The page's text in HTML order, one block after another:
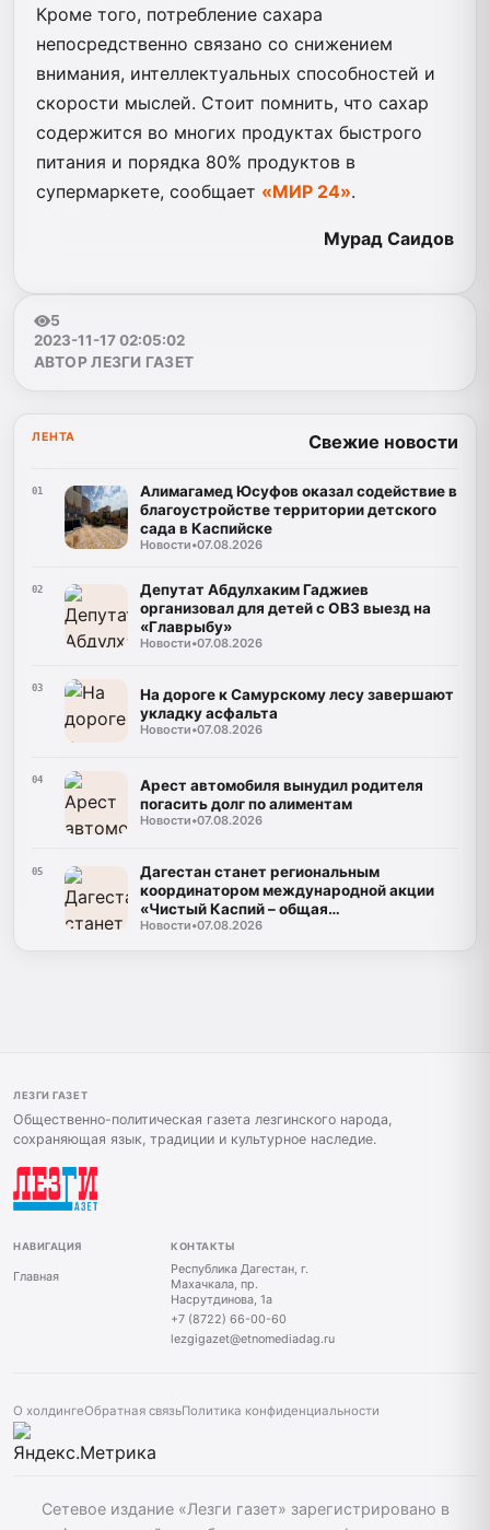
Кроме того, потребление сахара
непосредственно связано со снижением
внимания, интеллектуальных способностей и
скорости мыслей. Стоит помнить, что сахар
содержится во многих продуктах быстрого
питания и порядка 80% продуктов в
супермаркете, сообщает «МИР 24».
Мурад Саидов
5
2023-11-17 02:05:02
АВТОР ЛЕЗГИ ГАЗЕТ
ЛЕНТА Свежие новости
01
Алимагамед Юсуфов оказал содействие в
благоустройстве территории детского
сада в Каспийске
Новости•07.08.2026
02
Депутат Абдулхаким Гаджиев
организовал для детей с ОВЗ выезд на
«Главрыбу»
Новости•07.08.2026
03
На дороге к Самурскому лесу завершают
укладку асфальта
Новости•07.08.2026
04
Арест автомобиля вынудил родителя
погасить долг по алиментам
Новости•07.08.2026
05
Дагестан станет региональным
координатором международной акции
«Чистый Каспий – общая
ответственность»
Новости•07.08.2026
ЛЕЗГИ ГАЗЕТ
Общественно-политическая газета лезгинского народа,
сохраняющая язык, традиции и культурное наследие.
НАВИГАЦИЯ
Главная
КОНТАКТЫ
Республика Дагестан, г.
Махачкала, пр.
Насрутдинова, 1а
+7 (8722) 66-00-60
lezgigazet@etnomediadag.ru
О холдингеОбратная связьПолитика конфиденциальности
Сетевое издание «Лезги газет» зарегистрировано в